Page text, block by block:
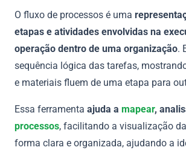
O fluxo de processos é uma
etapas e atividades envolvidas na
operação dentro de uma organização.
sequência lógica das tarefas,
e materiais fluem de uma etapa para
Essa ferramenta ajuda a mapear,
processos, facilitando a visualização
forma clara e organizada, ajudando a